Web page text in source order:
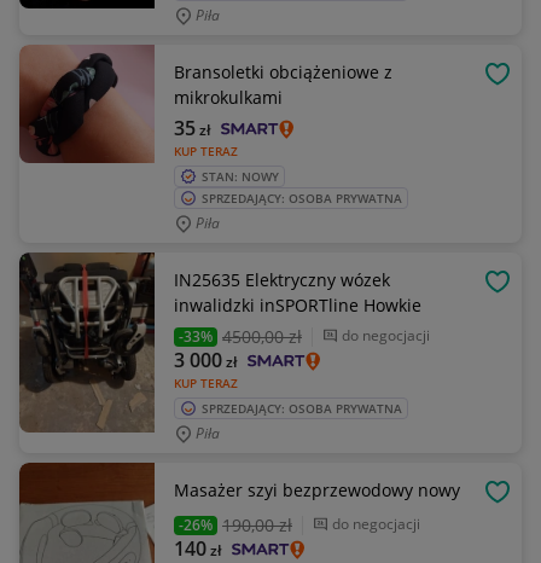
Piła
Bransoletki obciążeniowe z
mikrokulkami
KUP TERAZ
35zł
STAN: NOWY
SPRZEDAJĄCY: OSOBA PRYWATNA
Piła
IN25635 Elektryczny wózek
inwalidzki inSPORTline Howkie
-33% 4500,00 zł do negocjacji
KUP TERAZ
3 000zł
SPRZEDAJĄCY: OSOBA PRYWATNA
Piła
Masażer szyi bezprzewodowy nowy
-26% 190,00 zł do negocjacji
140zł